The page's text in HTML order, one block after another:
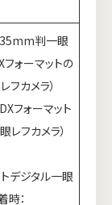
35mm判一眼
フォーマットの
フカメラ）
フォーマット
レフカメラ）
デジタル一眼
時：